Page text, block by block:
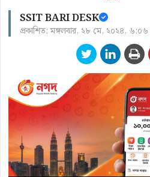
SSIT BARI DESK
প্রকাশিত: মঙ্গলবার, ২৮ মে, ২০২৪, ৬:০৬